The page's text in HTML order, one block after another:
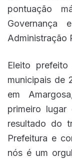
pontuação
Governança
Administração
Eleito
municipais de
em
primeiro
resultado do
Prefeitura e
nós é um